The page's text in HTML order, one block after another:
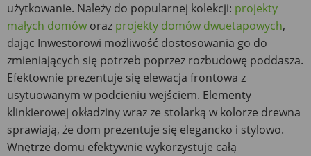
użytkowanie. Należy do popularnej kolekcji: projekty
małych domów oraz projekty domów dwuetapowych,
dając Inwestorowi możliwość dostosowania go do
zmieniających się potrzeb poprzez rozbudowę poddasza.
Efektownie prezentuje się elewacja frontowa z
usytuowanym w podcieniu wejściem. Elementy
klinkierowej okładziny wraz ze stolarką w kolorze drewna
sprawiają, że dom prezentuje się elegancko i stylowo.
Wnętrze domu efektywnie wykorzystuje całą